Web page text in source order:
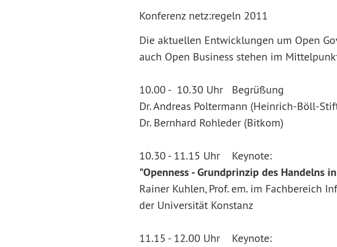
Konferenz netz:regeln 2011
Die aktuellen Entwicklungen um Open
auch Open Business stehen im
10.00 - 10.30 Uhr Begrüßung
Dr. Andreas Poltermann (Heinrich-Böll-
Dr. Bernhard Rohleder (Bitkom)
10.30 - 11.15 Uhr Keynote:
"Openness - Grundprinzip des Handelns
Rainer Kuhlen, Prof. em. im Fachbereich
der Universität Konstanz
11.15 - 12.00 Uhr Keynote: